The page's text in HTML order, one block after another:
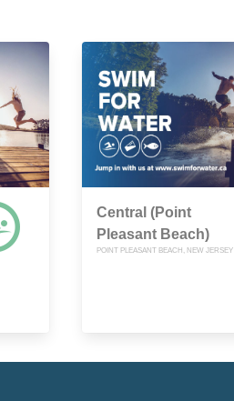
Central (Point
Pleasant Beach)
POINT PLEASANT BEACH, NEW JERSEY